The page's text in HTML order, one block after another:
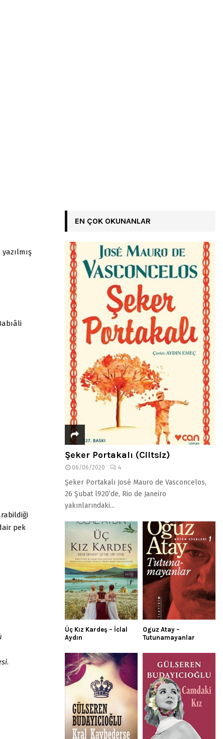
pek
.
EN ÇOK OKUNANLAR
Şeker Portakalı (Ciltsiz)
06/06/2020 4
Şeker Portakalı José Mauro de Vasconcelos,
26 Şubat l920’de, Rio de Janeiro
yakınlarındaki...
Üç Kız Kardeş – İclal
Aydın
Oguz Atay –
Tutunamayanlar